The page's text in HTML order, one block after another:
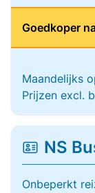
Goedkoper
Maandelijks
Prijzen excl.
NS
Onbeperkt